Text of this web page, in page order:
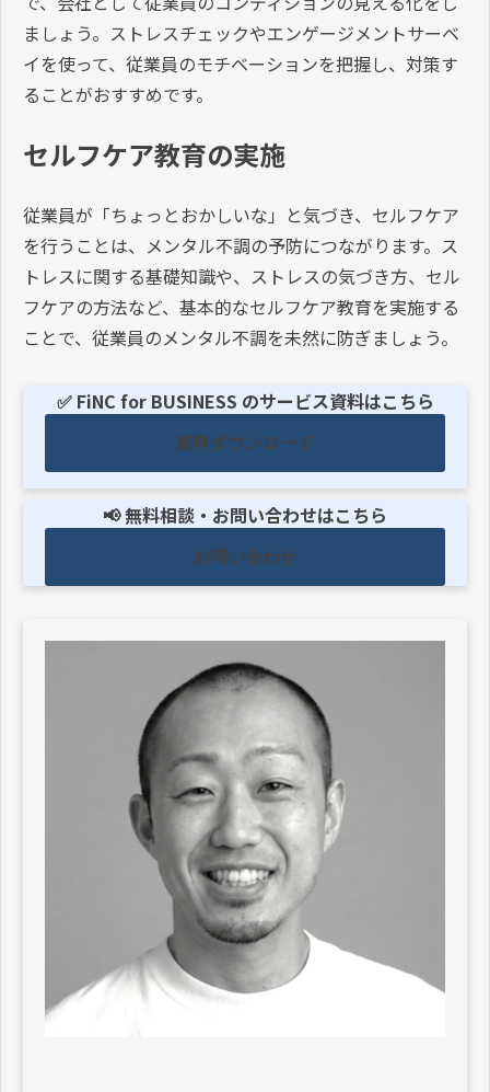
ましょう。ストレスチェックやエンゲージメントサーベ
イを使って、従業員のモチベーションを把握し、対策す
ることがおすすめです。
セルフケア教育の実施
従業員が「ちょっとおかしいな」と気づき、セルフケア
を行うことは、メンタル不調の予防につながります。ス
トレスに関する基礎知識や、ストレスの気づき方、セル
フケアの方法など、基本的なセルフケア教育を実施する
ことで、従業員のメンタル不調を未然に防ぎましょう。
✅ FiNC for BUSINESS のサービス資料はこちら
資料ダウンロード
📢 無料相談・お問い合わせはこちら
お問い合わせ